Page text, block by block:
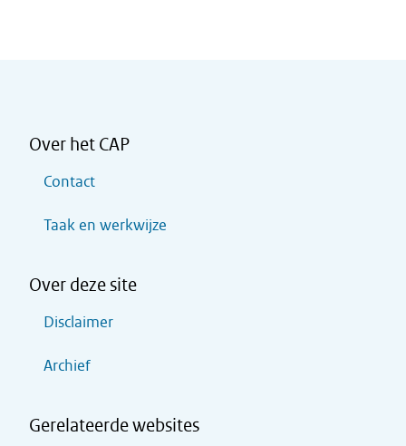
Over het CAP
Contact
Taak en werkwijze
Over deze site
Disclaimer
Archief
Gerelateerde websites